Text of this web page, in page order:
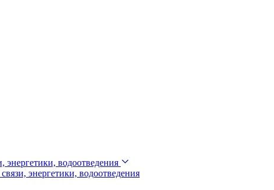
энергетики, водоотведения
энергетики, водоотведения